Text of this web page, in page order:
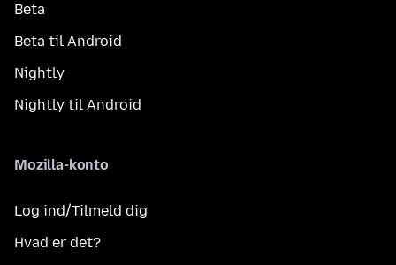
Beta
Beta til Android
Nightly
Nightly til Android
Mozilla-konto
Log ind/Tilmeld dig
Hvad er det?